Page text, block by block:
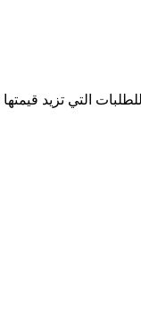
عالميًا للطلبات التي تزيد قيمتها عن 600 درهم